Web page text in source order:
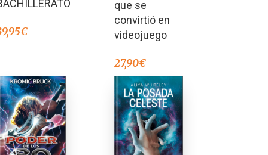
€
que se
convirtió en
videojuego
27,90€